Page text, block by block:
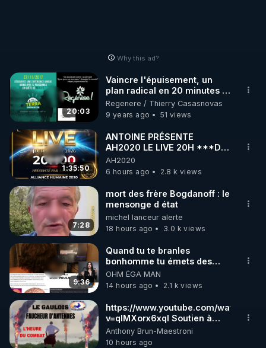
🌱 INSTAGRAM
https://www.instagram.com/rdlr_thierrycasasnovas/
http://rgnr.li/instagram
🌱 LA NEWSLETTER
Pour ne pas rater l’actualité RGNR (stages,
http://rgnr.li/news
🌱 VIDÉOS NON CENSURÉES SUR ODYSEE
Toutes les vidéos Youtube sont aussi sur la
http://rgnr.li/odysee
🌱 LES STAGES EN PRÉSENTIEL
http://rgnr.li/stages
Why this ad?
20:03
Vaincre l'épuisement, un
plan radical en 20 minutes !
- www.regenere.org
Regenere / Thierry Casasnovas
9 years ago
51 views
1:35:50
ANTOINE PRÉSENTE
AH2020 LE LIVE 20H ***DU
06/08/2026***
AH2020
6 hours ago
2.8 k views
7:28
mort des frère Bogdanoff : le
mensonge d état
michel lanceur alerte
18 hours ago
3.0 k views
9:36
Quand tu te branles
bonhomme tu émets des
ondes ils ont juste omis de
t'expliquer
OHM ÉGA MAN
14 hours ago
2.1 k views
https://www.youtube.com/watch?
v=qlMXorx6xqI Soutien à
tous les gardiens du Vivant
Anthony Brun-Maestroni
10 hours ago